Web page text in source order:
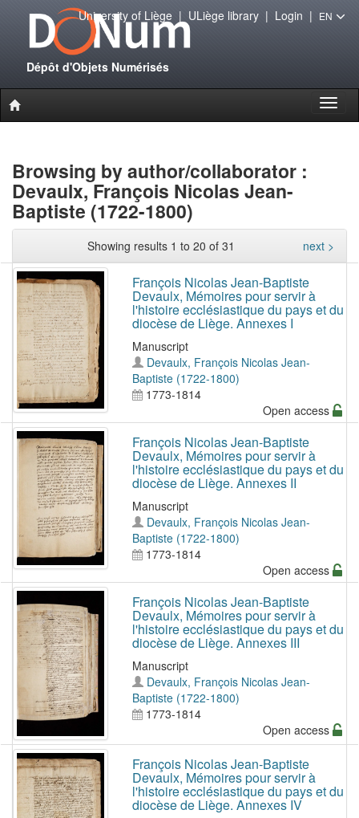
Dépôt d'Objets Numérisés
University of Liège| ULiège library| Login | EN
Browsing by author/collaborator :
Devaulx, François Nicolas Jean-
Baptiste (1722-1800)
Showing results 1 to 20 of 31 next >
François Nicolas Jean-Baptiste
Devaulx, Mémoires pour servir à
l'histoire ecclésiastique du pays et du
diocèse de Liège. Annexes I
Manuscript
Devaulx, François Nicolas Jean-
Baptiste (1722-1800)
1773-1814
Open access
François Nicolas Jean-Baptiste
Devaulx, Mémoires pour servir à
l'histoire ecclésiastique du pays et du
diocèse de Liège. Annexes II
Manuscript
Devaulx, François Nicolas Jean-
Baptiste (1722-1800)
1773-1814
Open access
François Nicolas Jean-Baptiste
Devaulx, Mémoires pour servir à
l'histoire ecclésiastique du pays et du
diocèse de Liège. Annexes III
Manuscript
Devaulx, François Nicolas Jean-
Baptiste (1722-1800)
1773-1814
Open access
François Nicolas Jean-Baptiste
Devaulx, Mémoires pour servir à
l'histoire ecclésiastique du pays et du
diocèse de Liège. Annexes IV